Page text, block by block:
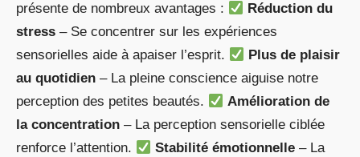
présente de nombreux avantages :
Réduction du
stress – Se concentrer sur les expériences
sensorielles aide à apaiser l’esprit.
Plus de plaisir
au quotidien – La pleine conscience aiguise notre
perception des petites beautés.
Amélioration de
la concentration – La perception sensorielle ciblée
renforce l’attention.
Stabilité émotionnelle – La